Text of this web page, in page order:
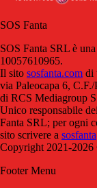
SOS Fanta
SOS Fanta SRL è
10057610965.
Il sito sosfanta.com di
via Paleocapa 6,
di RCS Mediagroup
Unico responsabile
Fanta SRL; per ogni
sito scrivere a
Copyright 2021-
Footer Menu